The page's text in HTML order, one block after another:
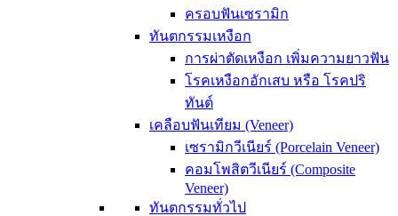
ครอบฟันเซรามิก
ทันตกรรมเหงือก
การผ่าตัดเหงือก เพิ่มความยาวฟัน
โรคเหงือกอักเสบ หรือ โรคปริ
ทันต์
เคลือบฟันเทียม (Veneer)
เซรามิกวีเนียร์ (Porcelain Veneer)
คอมโพสิตวีเนียร์ (Composite
Veneer)
ทันตกรรมทั่วไป